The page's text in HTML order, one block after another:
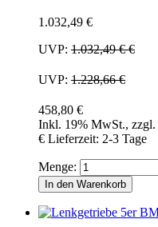
1.032,49 €
UVP: 1.032,49 €€
UVP: 1.228,66 €
458,80 €
Inkl. 19% MwSt., zzgl.
€ Lieferzeit: 2-3 Tage
Menge:
In den Warenkorb